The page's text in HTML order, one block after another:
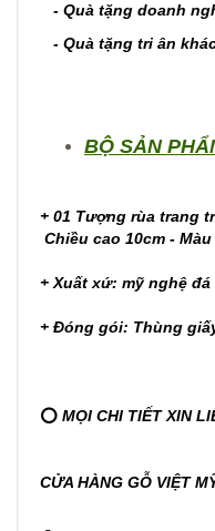
- Quà tặng doanh
- Quà tặng tri ân
BỘ SẢN
+ 01 Tượng rùa trang
Chiều cao 10cm -
+ Xuất xứ: mỹ nghệ đá
+ Đóng gói: Thùng
⭕ MỌI CHI TIẾT XIN
CỬA HÀNG GỖ VIỆT